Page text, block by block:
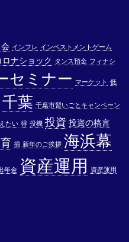
インフレ インベストメントゲーム
ロナショック タンス預金 フィナシ
セミナー マーケット 低
千葉 千葉市習いごとキャンペーン
たい 得 投機 投資 投資の格言
損 新年のご挨拶 海浜幕
年金 資産運用 資産運用